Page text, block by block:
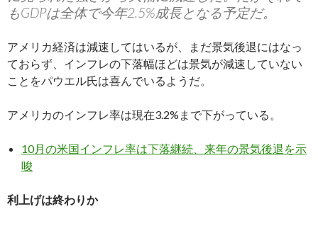
もGDPは全体で今年2.5%成長となる予定だ。
アメリカ経済は減速してはいるが、まだ景気後退にはなっ
ておらず、インフレの下落幅ほどは景気が減速していない
ことをパウエル氏は喜んでいるようだ。
アメリカのインフレ率は現在3.2%まで下がっている。
10月の米国インフレ率は下落継続、来年の景気後退を示
唆
利上げは終わりか